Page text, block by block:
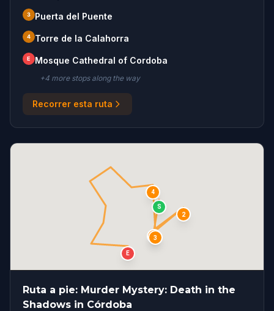
3 Puerta del Puente
4 Torre de la Calahorra
E Mosque Cathedral of Cordoba
+4 more stopsalong the way
Recorrer esta ruta
S
1
2
3
4
E
Ruta a pie: Murder Mystery: Death in the
Shadows in Córdoba